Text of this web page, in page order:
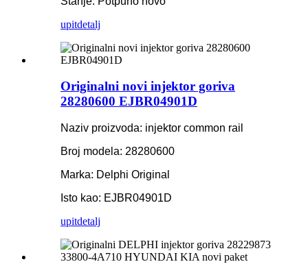
upitdetalj
Originalni novi injektor goriva
28280600 EJBR04901D
Naziv proizvoda: injektor common rail
Broj modela: 28280600
Marka: Delphi Original
Isto kao: EJBR04901D
upitdetalj